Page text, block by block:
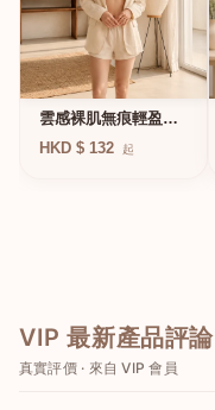
雲感裸肌無痕輕盈無
鋼圈內衣
HKD $ 132 起
VIP 最新產品評論
真實評價 · 來自 VIP 會員